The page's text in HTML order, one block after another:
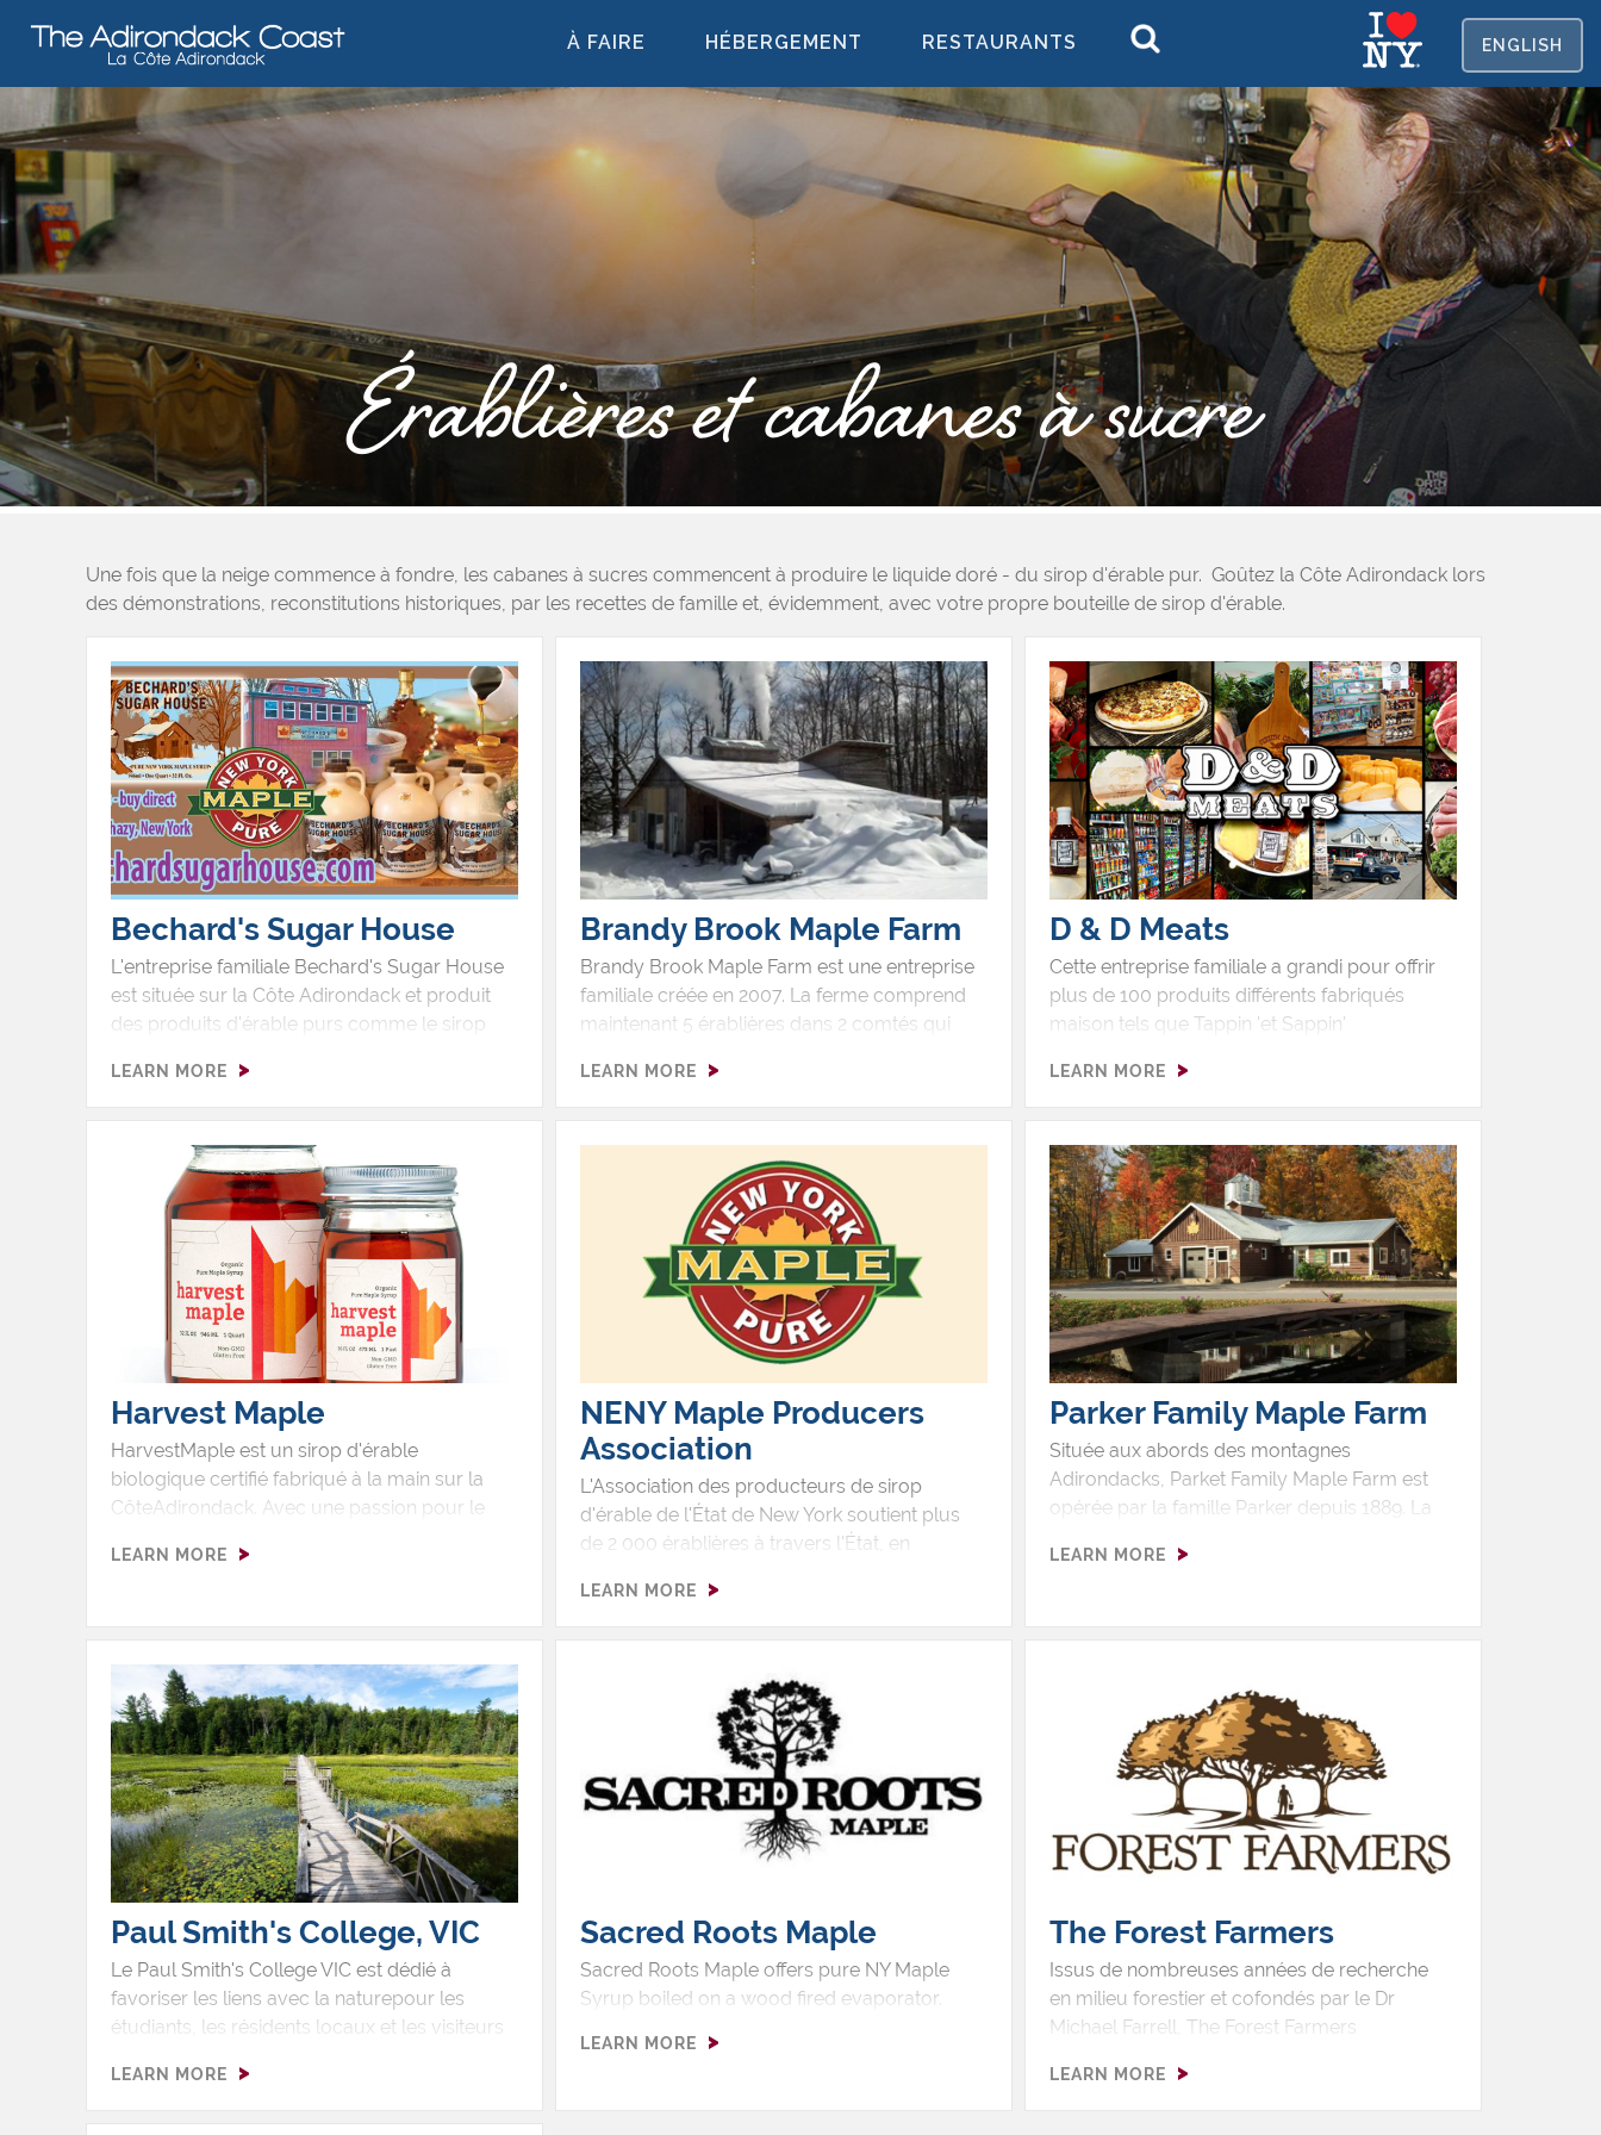
À FAIRE HÉBERGEMENT RESTAURANTS
Érablières et cabanes à sucre
Une fois que la neige commence à fondre, les cabanes à sucres commencent à produire le liquide doré - du sirop d'érable pur. Goûtez la Côte Adirondack lors
des démonstrations, reconstitutions historiques, par les recettes de famille et, évidemment, avec votre propre bouteille de sirop d'érable.
Bechard's Sugar House
L'entreprise familiale Bechard's Sugar House
est située sur la Côte Adirondack et produit
des produits d'érable purs comme le sirop
et les bonbons au sucre d'érable. La cabane
à sucre a été fondée en 1998 et compte plus
LEARN MORE
Brandy Brook Maple Farm
Brandy Brook Maple Farm est une entreprise
familiale créée en 2007. La ferme comprend
maintenant 5 érablières dans 2 comtés qui
d'érable, de la crème d'érable et du sucre
d'érable. En 2015, la famille a créé Olde Tyme
et fruitiers traditionnels dans des variétés
sucrés, secs ou demi-secs - à base de vrais
fruits et de sirop d'érable pur de la ferme. Les
visites gratuites et les dégustations (21 ans et
plus seulement pour le vin) font partie de
l'expérience lorsque vous visitez cette petite
ferme familiale !
LEARN MORE
D & D Meats
Cette entreprise familiale a grandi pour offrir
plus de 100 produits différents fabriqués
maison tels que Tappin 'et Sappin'
compris les fromages fumés, le gibier, les
viandes fumées, le bœuf séché, les produits
un voyage à West Chazy, NY pour visiter les
Dutils, goûter à un sandwich frais à leur
épicerie, faire du shopping et surtout ne
partez pas sans remplir votre réservoir
d'essence et d'acheter quelque chose de
délicieux pour la route !
LEARN MORE
Harvest Maple
HarvestMaple est un sirop d'érable
biologique certifié fabriqué à la main sur la
CôteAdirondack. Avec une passion pour le
livrent leur sirop d'érable pur dans des pots
composites bio pour fournir unproduit
environnementale minimale.
LEARN MORE
NENY Maple Producers
Association
L'Association des producteurs de sirop
d'érable de l'État de New York soutient plus
de 2 000 érablières à travers l'État, en
d'érable durable. Les visiteurs peuvent
explorer des fermes locales, goûter du sirop
processus de production. C'est une façon
sucrée de découvrir l'histoire et l'artisanat de
l'industrie du sirop d'érable de New York.
LEARN MORE
Parker Family Maple Farm
Située aux abords des montagnes
Adirondacks, Parket Family Maple Farm est
opérée par la famille Parker depuis 1889. La
à l'année et offre des produits faits à partir de
un plaisir à poster votre commande!
LEARN MORE
Paul Smith's College, VIC
Le Paul Smith's College VIC est dédié à
favoriser les liens avec la naturepour les
étudiants, les résidents locaux et les visiteurs
en plein air, des programmes
d'éducationexpérientielle et des expositions
LEARN MORE
Sacred Roots Maple
Sacred Roots Maple offers pure NY Maple
Syrup boiled on a wood fired evaporator.
LEARN MORE
The Forest Farmers
Issus de nombreuses années de recherche
en milieu forestier et cofondés par le Dr
Michael Farrell, The Forest Farmers
forêts indigènes en saveurs exceptionnelles.
En élaborant des sirops à partir d’érable, de
LEARN MORE
EN GLISH